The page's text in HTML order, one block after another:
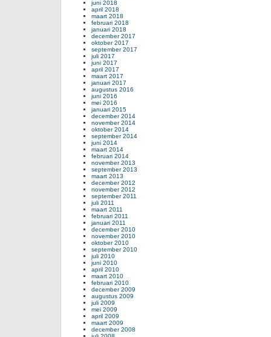
juni 2018
april 2018
maart 2018
februari 2018
januari 2018
december 2017
oktober 2017
september 2017
juli 2017
juni 2017
april 2017
maart 2017
januari 2017
augustus 2016
juni 2016
mei 2016
januari 2015
december 2014
november 2014
oktober 2014
september 2014
juni 2014
maart 2014
februari 2014
november 2013
september 2013
maart 2013
december 2012
november 2012
september 2011
juli 2011
maart 2011
februari 2011
januari 2011
december 2010
november 2010
oktober 2010
september 2010
juli 2010
juni 2010
april 2010
maart 2010
februari 2010
december 2009
augustus 2009
juli 2009
mei 2009
april 2009
maart 2009
december 2008